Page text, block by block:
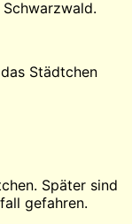
Städtchen
Später sind
gefahren.